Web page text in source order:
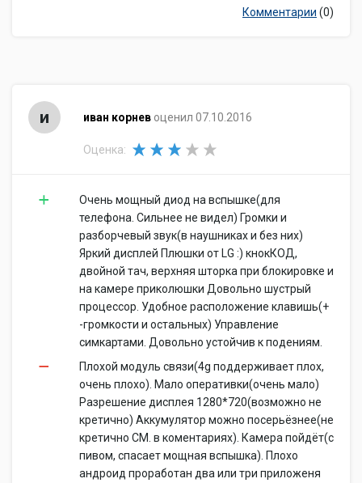
Комментарии (0)
и иван корнев оценил 07.10.2016
Оценка:
Очень мощный диод на вспышке(для
телефона. Сильнее не видел) Громки и
разборчевый звук(в наушниках и без них)
Яркий дисплей Плюшки от LG :) кнокКОД,
двойной тач, верхняя шторка при блокировке и
на камере приколюшки Довольно шустрый
процессор. Удобное расположение клавишь(+
-громкости и остальных) Управление
симкартами. Довольно устойчив к подениям.
Плохой модуль связи(4g поддерживает плох,
очень плохо). Мало оперативки(очень мало)
Разрешение дисплея 1280*720(возможно не
кретично) Аккумулятор можно посерьёзнее(не
кретично СМ. в коментариях). Камера пойдёт(с
пивом, спасает мощная вспышка). Плохо
андроид проработан два или три приложеня